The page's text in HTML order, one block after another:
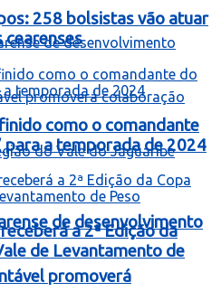
de desenvolvimento
promoverá
258 bolsistas vão atuar
cearenses
como o comandante
para a temporada de 2024
a 2ª Edição da
de Levantamento de